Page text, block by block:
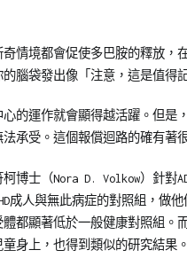
情境都會促使多巴胺的釋放，
腦袋發出像「注意，這是值得
的運作就會顯得越活躍。但是
承受。這個報償迴路的確有著
博士（Nora D. Volkow）針對
成人與無此病症的對照組，做
體都顯著低於一般健康對照組
身上，也得到類似的研究結果。